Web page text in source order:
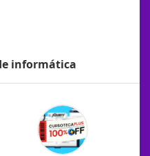
informática